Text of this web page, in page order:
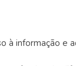
à informação e